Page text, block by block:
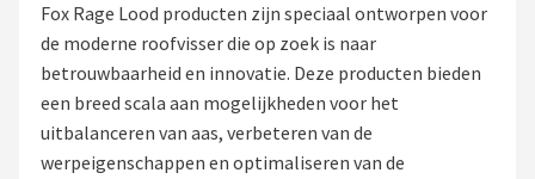
Hengels
Molens
Dobbers
Fox Rage Lood producten zijn speciaal ontworpen voor
de moderne roofvisser die op zoek is naar
betrouwbaarheid en innovatie. Deze producten bieden
een breed scala aan mogelijkheden voor het
uitbalanceren van aas, verbeteren van de
werpeigenschappen en optimaliseren van de